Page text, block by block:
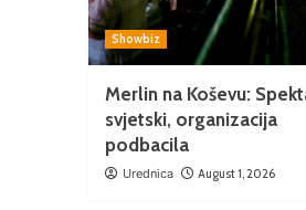
Showbiz
Merlin na Koševu:
svjetski, organizacija
podbacila
Urednica August 1, 2026